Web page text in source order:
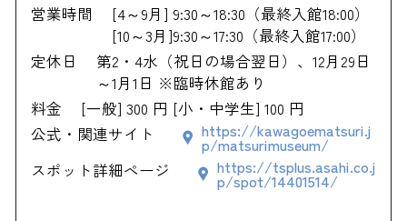
営業時間
[4～9月] 9:30～18:30（最終入館18:00）
[10～3月]9:30～17:30（最終入館17:00）
定休日
第2・4水（祝日の場合翌日）、12月29日
～1月1日 ※臨時休館あり
料金
[一般] 300 円 [小・中学生] 100 円
公式・関連サイト
https://kawagoematsuri.j
p/matsurimuseum/
スポット詳細ページ
https://tsplus.asahi.co.j
p/spot/14401514/